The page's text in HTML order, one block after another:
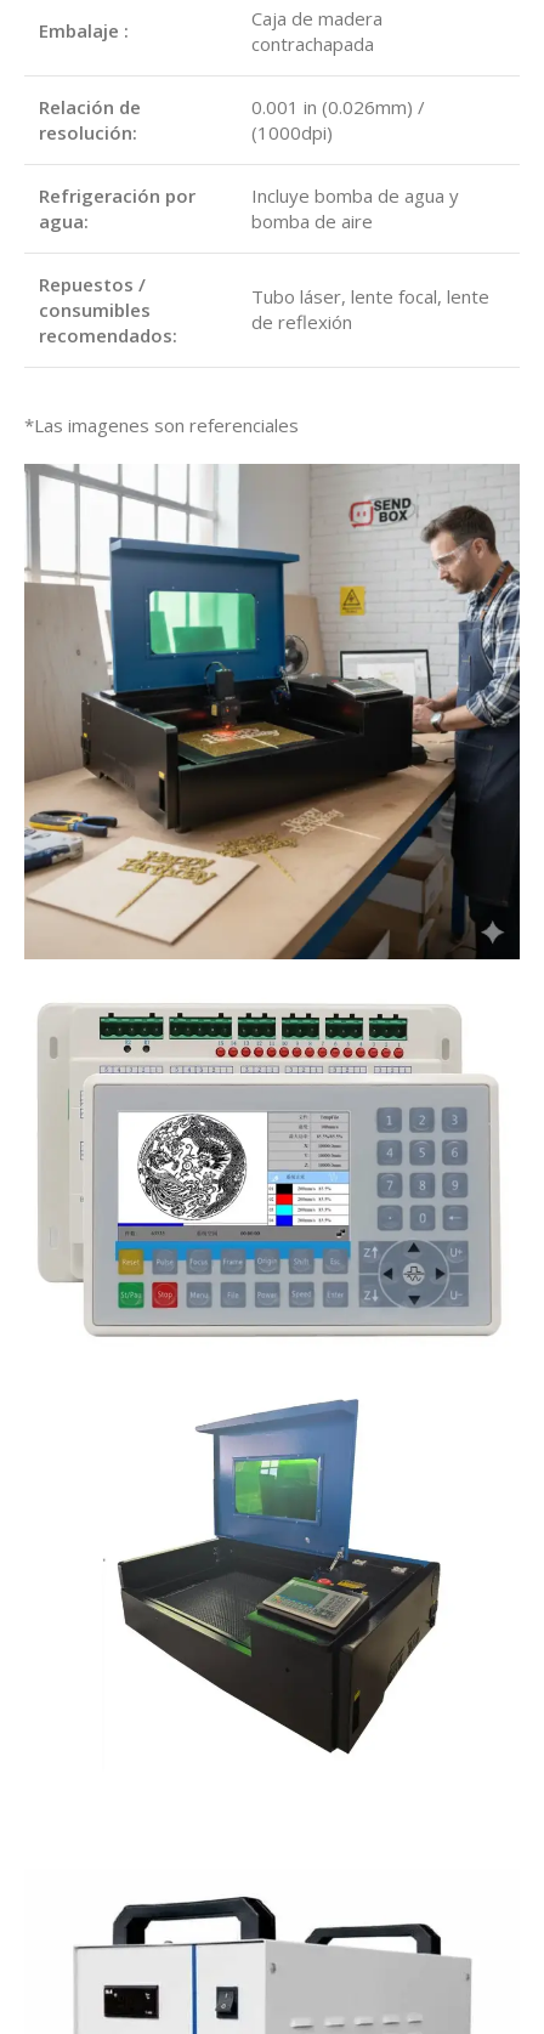
Embalaje :
Caja de madera
contrachapada
Relación de
resolución:
0.001 in (0.026mm) /
(1000dpi)
Refrigeración por
agua:
Incluye bomba de agua y
bomba de aire
Repuestos /
consumibles
recomendados:
Tubo láser, lente focal, lente
de reflexión
*Las imagenes son referenciales